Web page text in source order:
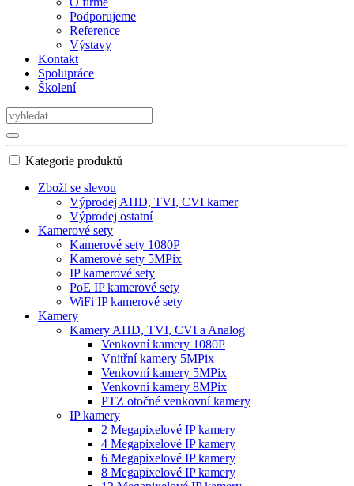
Podporujeme
Reference
Výstavy
Kontakt
Spolupráce
Školení
Kategorie produktů
Zboží se slevou
Výprodej AHD, TVI, CVI kamer
Výprodej ostatní
Kamerové sety
Kamerové sety 1080P
Kamerové sety 5MPix
IP kamerové sety
PoE IP kamerové sety
WiFi IP kamerové sety
Kamery
Kamery AHD, TVI, CVI a Analog
Venkovní kamery 1080P
Vnitřní kamery 5MPix
Venkovní kamery 5MPix
Venkovní kamery 8MPix
PTZ otočné venkovní kamery
IP kamery
2 Megapixelové IP kamery
4 Megapixelové IP kamery
6 Megapixelové IP kamery
8 Megapixelové IP kamery